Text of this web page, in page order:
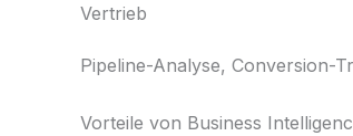
Vertrieb
Pipeline-Analyse, Conversion-
Vorteile von Business